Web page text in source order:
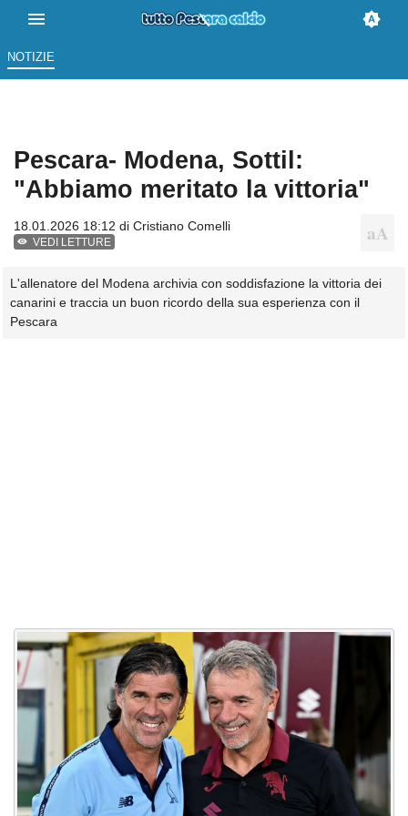
NOTIZIE
Pescara- Modena, Sottil:
"Abbiamo meritato la vittoria"
18.01.2026 18:12 di Cristiano Comelli
VEDI LETTURE
L'allenatore del Modena archivia con soddisfazione la vittoria dei
canarini e traccia un buon ricordo della sua esperienza con il
Pescara